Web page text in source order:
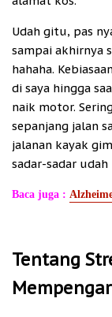
Udah gitu, pas
sampai akhirnya
hahaha.
di saya hingga
naik motor.
sepanjang jalan
jalanan kayak
sadar-sadar
Baca juga :
Tentang